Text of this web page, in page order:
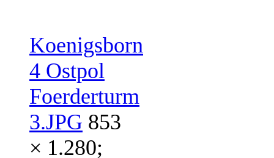
Koenigsborn
4 Ostpol
Foerderturm
3.JPG 853
× 1.280;